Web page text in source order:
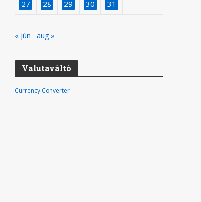
27 28 29 30 31
« jún aug »
Valutaváltó
Currency Converter